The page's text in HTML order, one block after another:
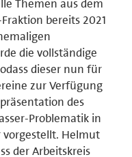
Themen aus dem
bereits 2021
die vollständige
dieser nun für
zur Verfügung
des
Problematik in
vorgestellt. Helmut
der Arbeitskreis